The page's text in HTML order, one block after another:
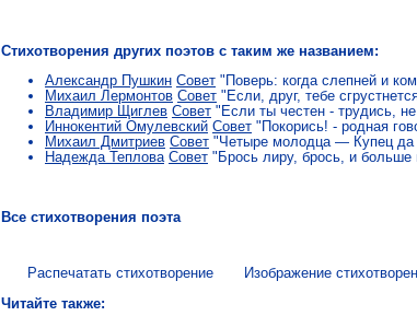
Стихотворения других поэтов с таким же названием:
Александр Пушкин Совет "Поверь: когда слепней и
Михаил Лермонтов Совет "Если, друг, тебе
Владимир Щиглев Совет "Если ты честен - трудись,
Иннокентий Омулевский Совет "Покорись! - родная
Михаил Дмитриев Совет "Четыре молодца — Купец да
Надежда Теплова Совет "Брось лиру, брось, и больше
Все стихотворения поэта
Распечатать стихотворение
Изображение
Читайте также: